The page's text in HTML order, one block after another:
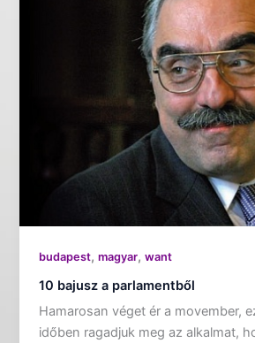
budapest,magyar,want
10 bajusz a parlamentből
Hamarosan véget ér a movember,
időben ragadjuk meg az alkalmat,